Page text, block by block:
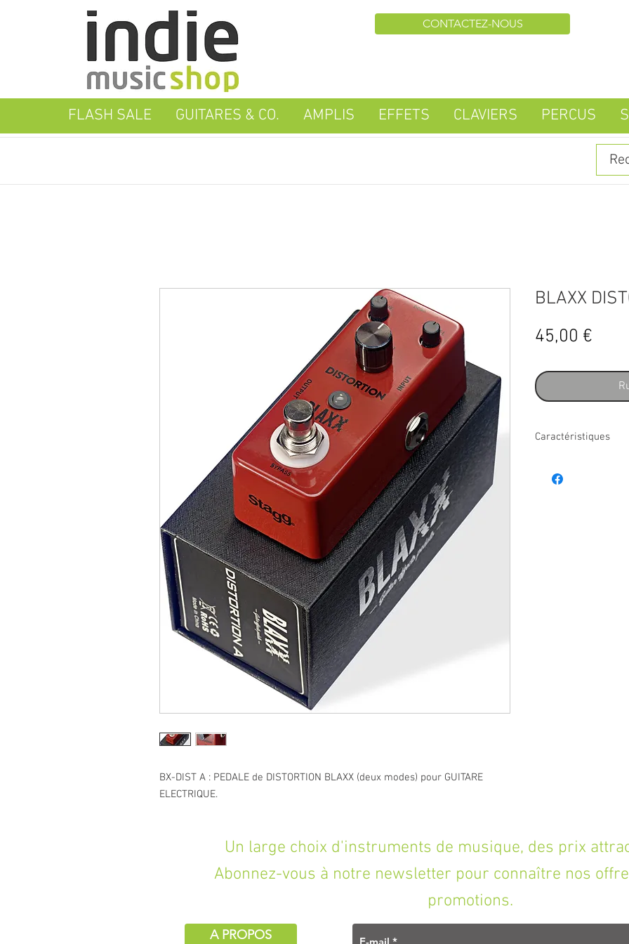
CONTACTEZ-NOUS
FLASH SALE GUITARES & CO. AMPLIS EFFETS CLAVIERS PERCUS
BX-DIST A : PEDALE de DISTORTION BLAXX (deux modes) pour GUITARE
ELECTRIQUE.
BLAXX
45,00 €
Caractéristiques
- Commande au pied:
Un large choix d'instruments de musique, des prix
Abonnez-vous à notre newsletter pour connaître nos
promotions.
A PROPOS